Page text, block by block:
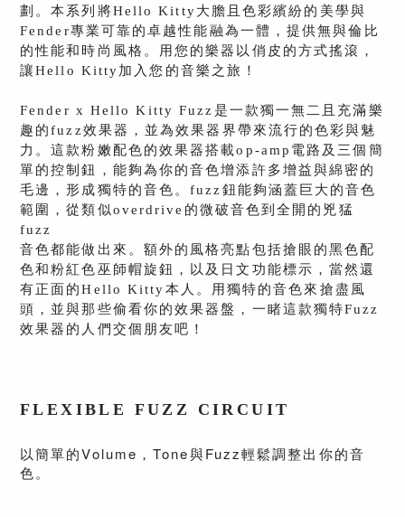
劃。本系列將Hello Kitty大膽且色彩繽紛的美學與
Fender專業可靠的卓越性能融為一體，提供無與倫比
的性能和時尚風格。用您的樂器以俏皮的方式搖滾，
讓Hello Kitty加入您的音樂之旅！
Fender x Hello Kitty Fuzz是一款獨一無二且充滿樂
趣的fuzz效果器，並為效果器界帶來流行的色彩與魅
力。這款粉嫩配色的效果器搭載op-amp電路及三個簡
單的控制鈕，能夠為你的音色增添許多增益與綿密的
毛邊，形成獨特的音色。fuzz鈕能夠涵蓋巨大的音色
範圍，從類似overdrive的微破音色到全開的兇猛
fuzz
音色都能做出來。額外的風格亮點包括搶眼的黑色配
色和粉紅色巫師帽旋鈕，以及日文功能標示，當然還
有正面的Hello Kitty本人。用獨特的音色來搶盡風
頭，並與那些偷看你的效果器盤，一睹這款獨特Fuzz
效果器的人們交個朋友吧！
FLEXIBLE FUZZ CIRCUIT
以簡單的Volume，Tone與Fuzz輕鬆調整出你的音
色。